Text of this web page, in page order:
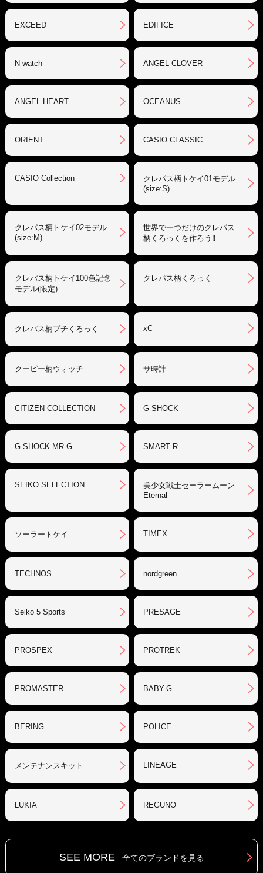
EXCEED EDIFICE
N watch ANGEL CLOVER
ANGEL HEART OCEANUS
ORIENT CASIO CLASSIC
CASIO Collection
クレパス柄トケイ01モデル
(size:S)
クレパス柄トケイ02モデル
(size:M)
世界で一つだけのクレパス
柄くろっくを作ろう‼︎
クレパス柄トケイ100色記念
モデル(限定)
クレパス柄くろっく
クレパス柄プチくろっく xC
クーピー柄ウォッチ サ時計
CITIZEN COLLECTION G-SHOCK
G-SHOCK MR-G SMART R
SEIKO SELECTION
美少女戦士セーラームーン
Eternal
ソーラートケイ TIMEX
TECHNOS nordgreen
Seiko 5 Sports PRESAGE
PROSPEX PROTREK
PROMASTER BABY-G
BERING POLICE
メンテナンスキット LINEAGE
LUKIA REGUNO
SEE MORE 全てのブランドを見る